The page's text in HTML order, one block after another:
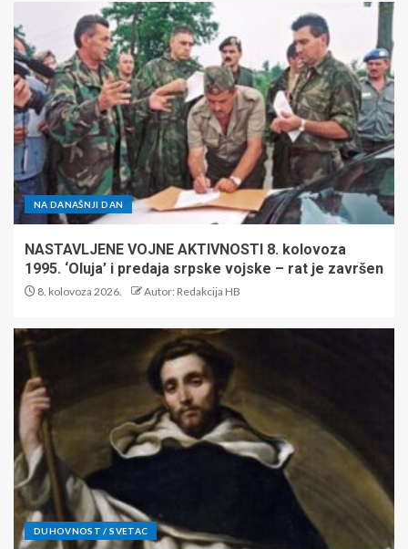
NA DANAŠNJI DAN
NASTAVLJENE VOJNE AKTIVNOSTI 8. kolovoza
1995. ‘Oluja’ i predaja srpske vojske – rat je završen
8. kolovoza 2026. Autor: Redakcija HB
DUHOVNOST / SVETAC